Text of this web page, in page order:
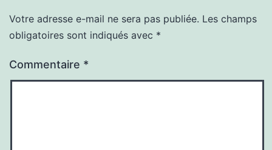
Votre adresse e-mail ne sera pas publiée. Les champs
obligatoires sont indiqués avec *
Commentaire *